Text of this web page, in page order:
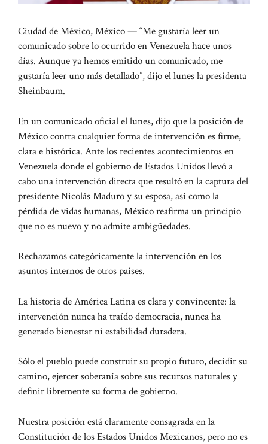
Ciudad de México, México — “Me gustaría leer un
comunicado sobre lo ocurrido en Venezuela hace unos
días. Aunque ya hemos emitido un comunicado, me
gustaría leer uno más detallado”, dijo el lunes la presidenta
Sheinbaum.
En un comunicado oficial el lunes, dijo que la posición de
México contra cualquier forma de intervención es firme,
clara e histórica. Ante los recientes acontecimientos en
Venezuela donde el gobierno de Estados Unidos llevó a
cabo una intervención directa que resultó en la captura del
presidente Nicolás Maduro y su esposa, así como la
pérdida de vidas humanas, México reafirma un principio
que no es nuevo y no admite ambigüedades.
Rechazamos categóricamente la intervención en los
asuntos internos de otros países.
La historia de América Latina es clara y convincente: la
intervención nunca ha traído democracia, nunca ha
generado bienestar ni estabilidad duradera.
Sólo el pueblo puede construir su propio futuro, decidir su
camino, ejercer soberanía sobre sus recursos naturales y
definir libremente su forma de gobierno.
Nuestra posición está claramente consagrada en la
Constitución de los Estados Unidos Mexicanos, pero no es